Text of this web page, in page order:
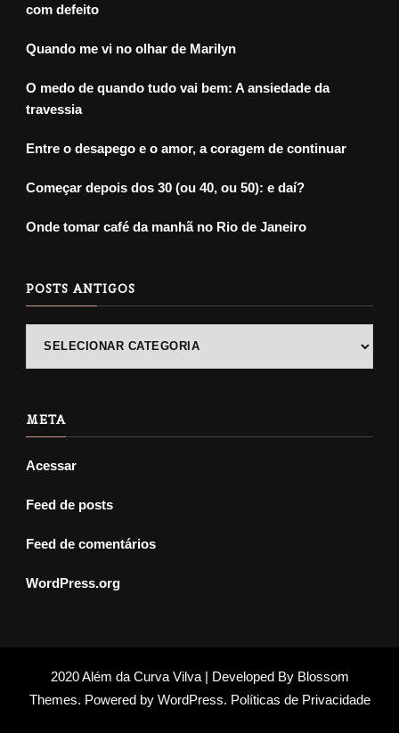
com defeito
Quando me vi no olhar de Marilyn
O medo de quando tudo vai bem: A ansiedade da
travessia
Entre o desapego e o amor, a coragem de continuar
Começar depois dos 30 (ou 40, ou 50): e daí?
Onde tomar café da manhã no Rio de Janeiro
POSTS ANTIGOS
META
Acessar
Feed de posts
Feed de comentários
WordPress.org
2020 Além da Curva Vilva | Developed By Blossom
Themes. Powered by WordPress. Políticas de Privacidade